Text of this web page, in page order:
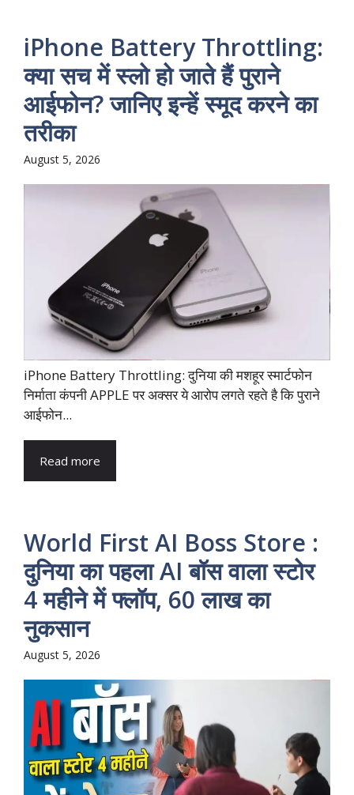
iPhone Battery Throttling:
क्या सच में स्लो हो जाते हैं पुराने
आईफोन? जानिए इन्हें स्मूद करने का
तरीका
August 5, 2026
iPhone Battery Throttling: दुनिया की मशहूर स्मार्टफोन
निर्माता कंपनी APPLE पर अक्सर ये आरोप लगते रहते है कि पुराने
आईफोन...
Read more
World First AI Boss Store :
दुनिया का पहला AI बॉस वाला स्टोर
4 महीने में फ्लॉप, 60 लाख का
नुकसान
August 5, 2026